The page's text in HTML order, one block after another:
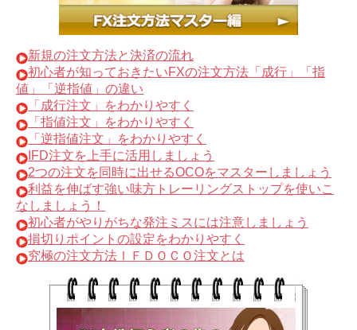
新規の注文方法と決済の流れ
初心者が知っておきたいFXの注文方法「成行」「指
値」「逆指値」の違い
「成行注文」をわかりやすく
「指値注文」をわかりやすく
「逆指値注文」をわかりやすく
IFD注文を上手に活用しましょう
2つの注文を同時に出せるOCOをマスターしましょう
利益を伸ばす強い味方トレーリングストップを使いこ
なしましょう！
初心者がやりがちな発注ミスには注意しましょう
損切りポイントの設定をわかりやすく
究極の注文方法ＩＦＤＯＣＯ注文とは